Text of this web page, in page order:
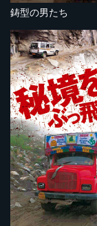
鋳型の男たち